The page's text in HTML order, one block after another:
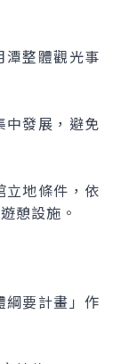
整體觀光事
發展，避免
地條件，依
憩設施。
要計畫」作